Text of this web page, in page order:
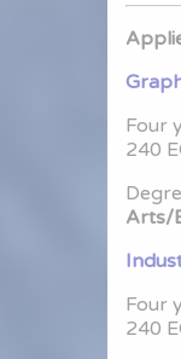
Four
240
Arts/
Four
240